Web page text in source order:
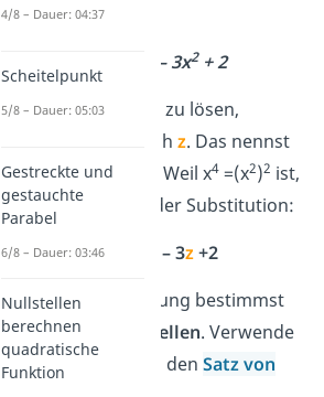
…).
– 3x2+ 2
Um die Gleichung zu lösen,
durchz. Das nennst
dusubstituieren . Weil x4 =(x2)2 ist,
erhältst du nach der Substitution:
f(z) =
– 3z+2
Von dieser Gleichung bestimmst
du nun die
Nullstellen. Verwende
dazu zum Beispiel denSatz von
4/8 – Dauer: 04:37
Scheitelpunkt
5/8 – Dauer: 05:03
Gestreckte und
gestauchte
Parabel
6/8 – Dauer: 03:46
Nullstellen
berechnen
quadratische
Funktion